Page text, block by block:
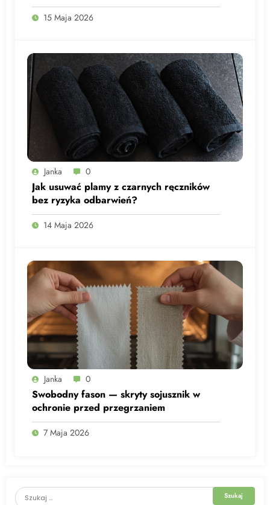
maluchem
15 Maja 2026
Janka 0
Jak usuwać plamy z czarnych ręczników
bez ryzyka odbarwień?
14 Maja 2026
Janka 0
Swobodny fason — skryty sojusznik w
ochronie przed przegrzaniem
7 Maja 2026